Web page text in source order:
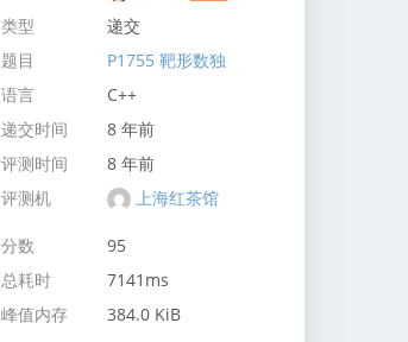
类型
递交
题目
P1755 靶形数独
语言
C++
递交时间
8 年前
评测时间
8 年前
评测机
上海红茶馆
分数
95
总耗时
7141ms
峰值内存
384.0 KiB